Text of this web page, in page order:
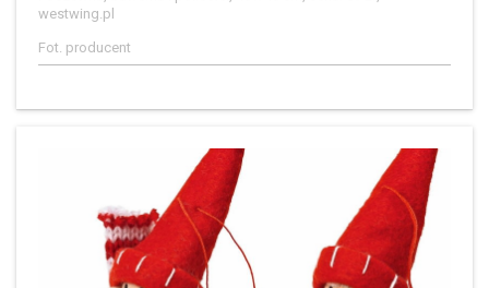
westwing.pl
Fot. producent